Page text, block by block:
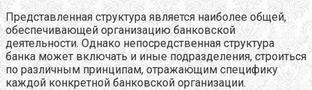
Представленная структура является наиболее общей,
обеспечивающей организацию банковской
деятельности. Однако непосредственная структура
банка может включать и иные подразделения, строиться
по различным принципам, отражающим специфику
каждой конкретной банковской организации.